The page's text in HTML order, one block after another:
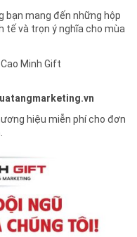
bạn mang đến những hộp
tế và trọn ý nghĩa cho mùa
Minh Gift
hiệu miễn phí cho đơn